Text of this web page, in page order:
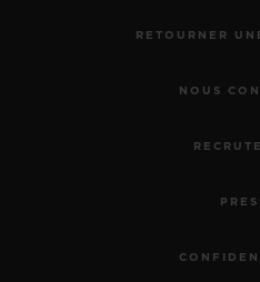
RETOURNER
NOUS